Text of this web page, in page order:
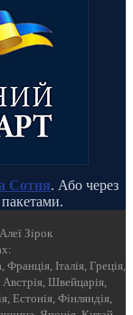
Сотня. Або через
Зірок
Італія, Греція,
Швейцарія,
Естонія, Фінляндія,